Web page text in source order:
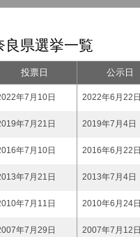
良県選挙一覧
投票日 公示日
年7月10日 2022年6月22日
年7月21日 2019年7月4日
年7月10日 2016年6月22日
年7月21日 2013年7月4日
年7月11日 2010年6月24日
年7月29日 2007年7月12日